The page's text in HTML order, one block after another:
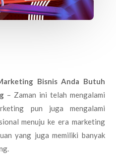
Bisnis Anda Butuh
– Zaman ini telah mengalami
pun juga mengalami
menuju ke era marketing
yang juga memiliki banyak